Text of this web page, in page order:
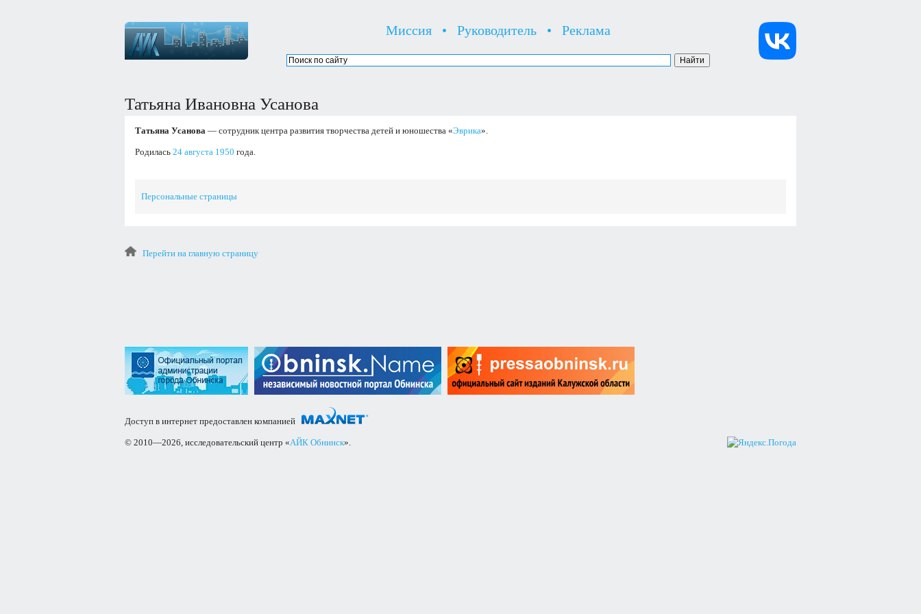
Миссия • Руководитель • Реклама
Татьяна Ивановна Усанова
Татьяна Усанова — сотрудник центра развития творчества детей и юношества «Эврика».
Родилась 24 августа 1950 года.
Персональные страницы
Перейти на главную страницу
Доступ в интернет предоставлен компанией
© 2010—2026, исследовательский центр «АЙК Обнинск».